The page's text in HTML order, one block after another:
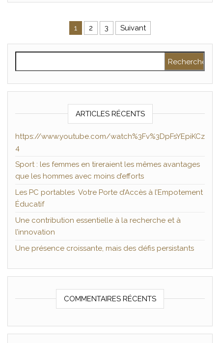
Pagination des publications
1 2 3 Suivant
ARTICLES RÉCENTS
https://www.youtube.com/watch%3Fv%3DpFsYEpiKCz
4
Sport : les femmes en tireraient les mêmes avantages
que les hommes avec moins d’efforts
Les PC portables Votre Porte d’Accès à l’Empotement
Éducatif
Une contribution essentielle à la recherche et à
l’innovation
Une présence croissante, mais des défis persistants
COMMENTAIRES RÉCENTS